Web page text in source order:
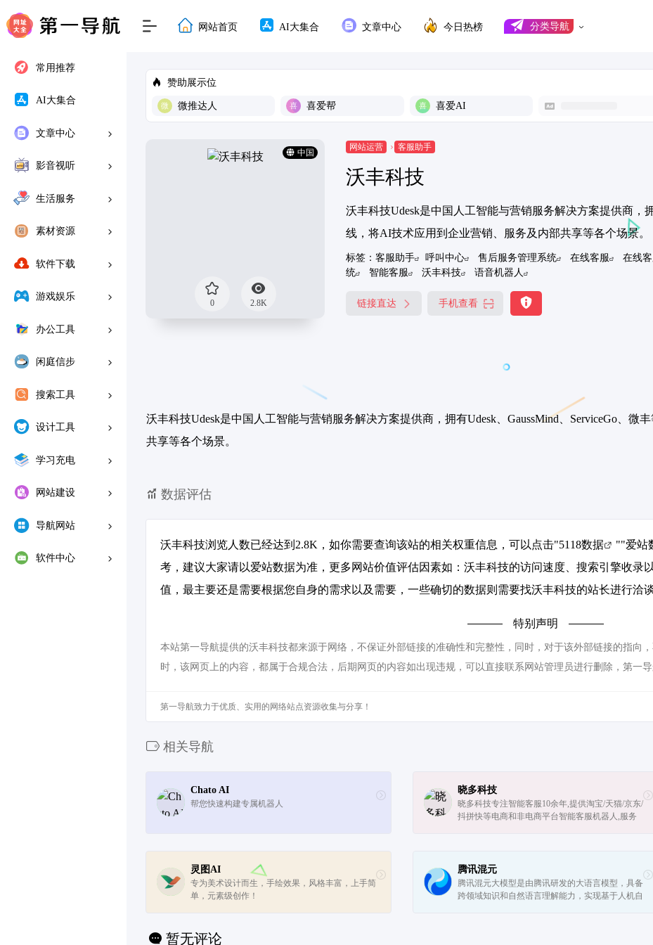
常用推荐
AI大集合
文章中心
影音视听
生活服务
素材资源
软件下载
游戏娱乐
办公工具
闲庭信步
搜索工具
设计工具
学习充电
网站建设
导航网站
软件中心
网站首页 AI大集合 文章中心 今日热榜 分类导航
赞助展示位
微推达人 喜爱帮 喜爱AI
中国
0 2.8K
网站运营 客服助手
沃丰科技
沃丰科技Udesk是中国人工智能与营销服务解决方案提供商，
线，将AI技术应用到企业营销、服务及内部共享等各个场景。
标签： 客服助手 呼叫中心 售后服务管理系统 在线客服 在线
统
智能客服 沃丰科技 语音机器人
链接直达 手机查看
沃丰科技Udesk是中国人工智能与营销服务解决方案提供商，拥有Udesk、GaussMind、ServiceGo、
共享等各个场景。
数据评估
沃丰科技浏览人数已经达到2.8K，如你需要查询该站的相关权重信息，可以点击"5118数据 ""爱站
考，建议大家请以爱站数据为准，更多网站价值评估因素如：沃丰科技的访问速度、搜索引擎收录
值，最主要还是需要根据您自身的需求以及需要，一些确切的数据则需要找沃丰科技的站长进行洽
特别声明
本站第一导航提供的沃丰科技都来源于网络，不保证外部链接的准确性和完整性，同时，对于该外部链接的指向
时，该网页上的内容，都属于合规合法，后期网页的内容如出现违规，可以直接联系网站管理员进行删除，第一导
第一导航致力于优质、实用的网络站点资源收集与分享！
相关导航
Chato AI
帮您快速构建专属机器人
晓多科技
晓多科技专注智能客服10余年,提供淘宝/天猫/京东/
抖拼快等电商和非电商平台智能客服机器人,服务
灵图AI
专为美术设计而生，手绘效果，风格丰富，上手简
单，元素级创作！
腾讯混元
腾讯混元大模型是由腾讯研发的大语言模型，具备
跨领域知识和自然语言理解能力，实现基于人机自
暂无评论